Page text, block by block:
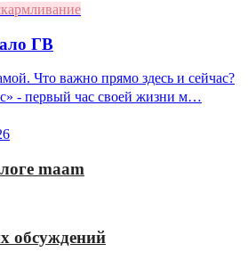
ГВ
Что важно прямо здесь и сейчас?
- первый час своей жизни м…
maam
обсуждений